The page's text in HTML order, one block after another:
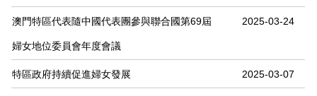
澳門特區代表隨中國代表團參與聯合國第69屆
婦女地位委員會年度會議
2025-03-24
特區政府持續促進婦女發展 2025-03-07